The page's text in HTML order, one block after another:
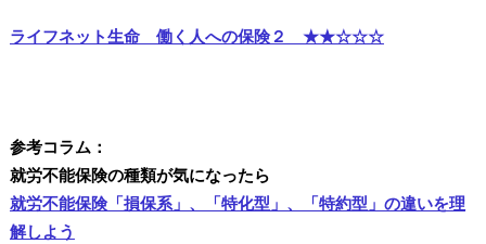
ライフネット生命 働く人への保険２ ★★☆☆☆
参考コラム：
就労不能保険の種類が気になったら
就労不能保険「損保系」、「特化型」、「特約型」の違いを理
解しよう